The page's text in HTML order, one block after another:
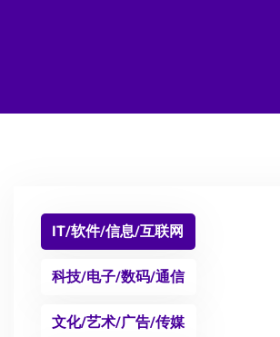
IT/软件/信息/互联网
科技/电子/数码/通信
文化/艺术/广告/传媒